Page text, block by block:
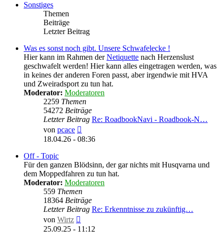
Sonstiges
Themen
Beiträge
Letzter Beitrag
Was es sonst noch gibt. Unsere Schwafelecke !
Hier kann im Rahmen derNetiquette nach Herzenslust
geschwafelt werden! Hier kann alles eingetragen werden, was
in keines der anderen Foren passt, aber irgendwie mit HVA
und Zweiradsport zu tun hat.
Moderator: Moderatoren
2259 Themen
54272 Beiträge
Letzter Beitrag Re: RoadbookNavi - Roadbook-N…
von pcace
Beitrag
18.04.26 - 08:36
Off - Topic
Für den ganzen Blödsinn, der gar nichts mit Husqvarna und
dem Moppedfahren zu tun hat.
Moderator: Moderatoren
559 Themen
18364 Beiträge
Letzter Beitrag Re: Erkenntnisse zu zukünftig…
von Wirtz
Beitrag
25.09.25 - 11:12